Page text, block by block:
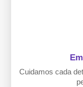
Cuidamos cada